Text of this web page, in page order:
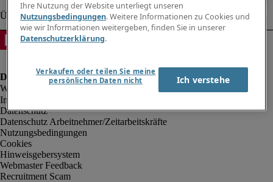
Impressum
Datenschutz
Datenschutz Arbeitnehmer/Zeitarbeitskräfte
Nutzungsbedingungen
Cookies
Hinweisgebersystem
Webmaster Feedback
Recruitment Scam
Ihre Nutzung der Website unterliegt unseren
Nutzungsbedingungen. Weitere Informationen zu Cookies und
wie wir Informationen weitergeben, finden Sie in unserer
Datenschutzerklärung.
Verkaufen oder teilen Sie meine
persönlichen Daten nicht
Ich verstehe